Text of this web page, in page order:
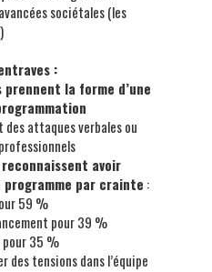
sociétales (les
:
la forme d’une
des attaques verbales ou
avoir
par crainte :
59 %
pour 39 %
pour 35 %
des tensions dans l’équipe